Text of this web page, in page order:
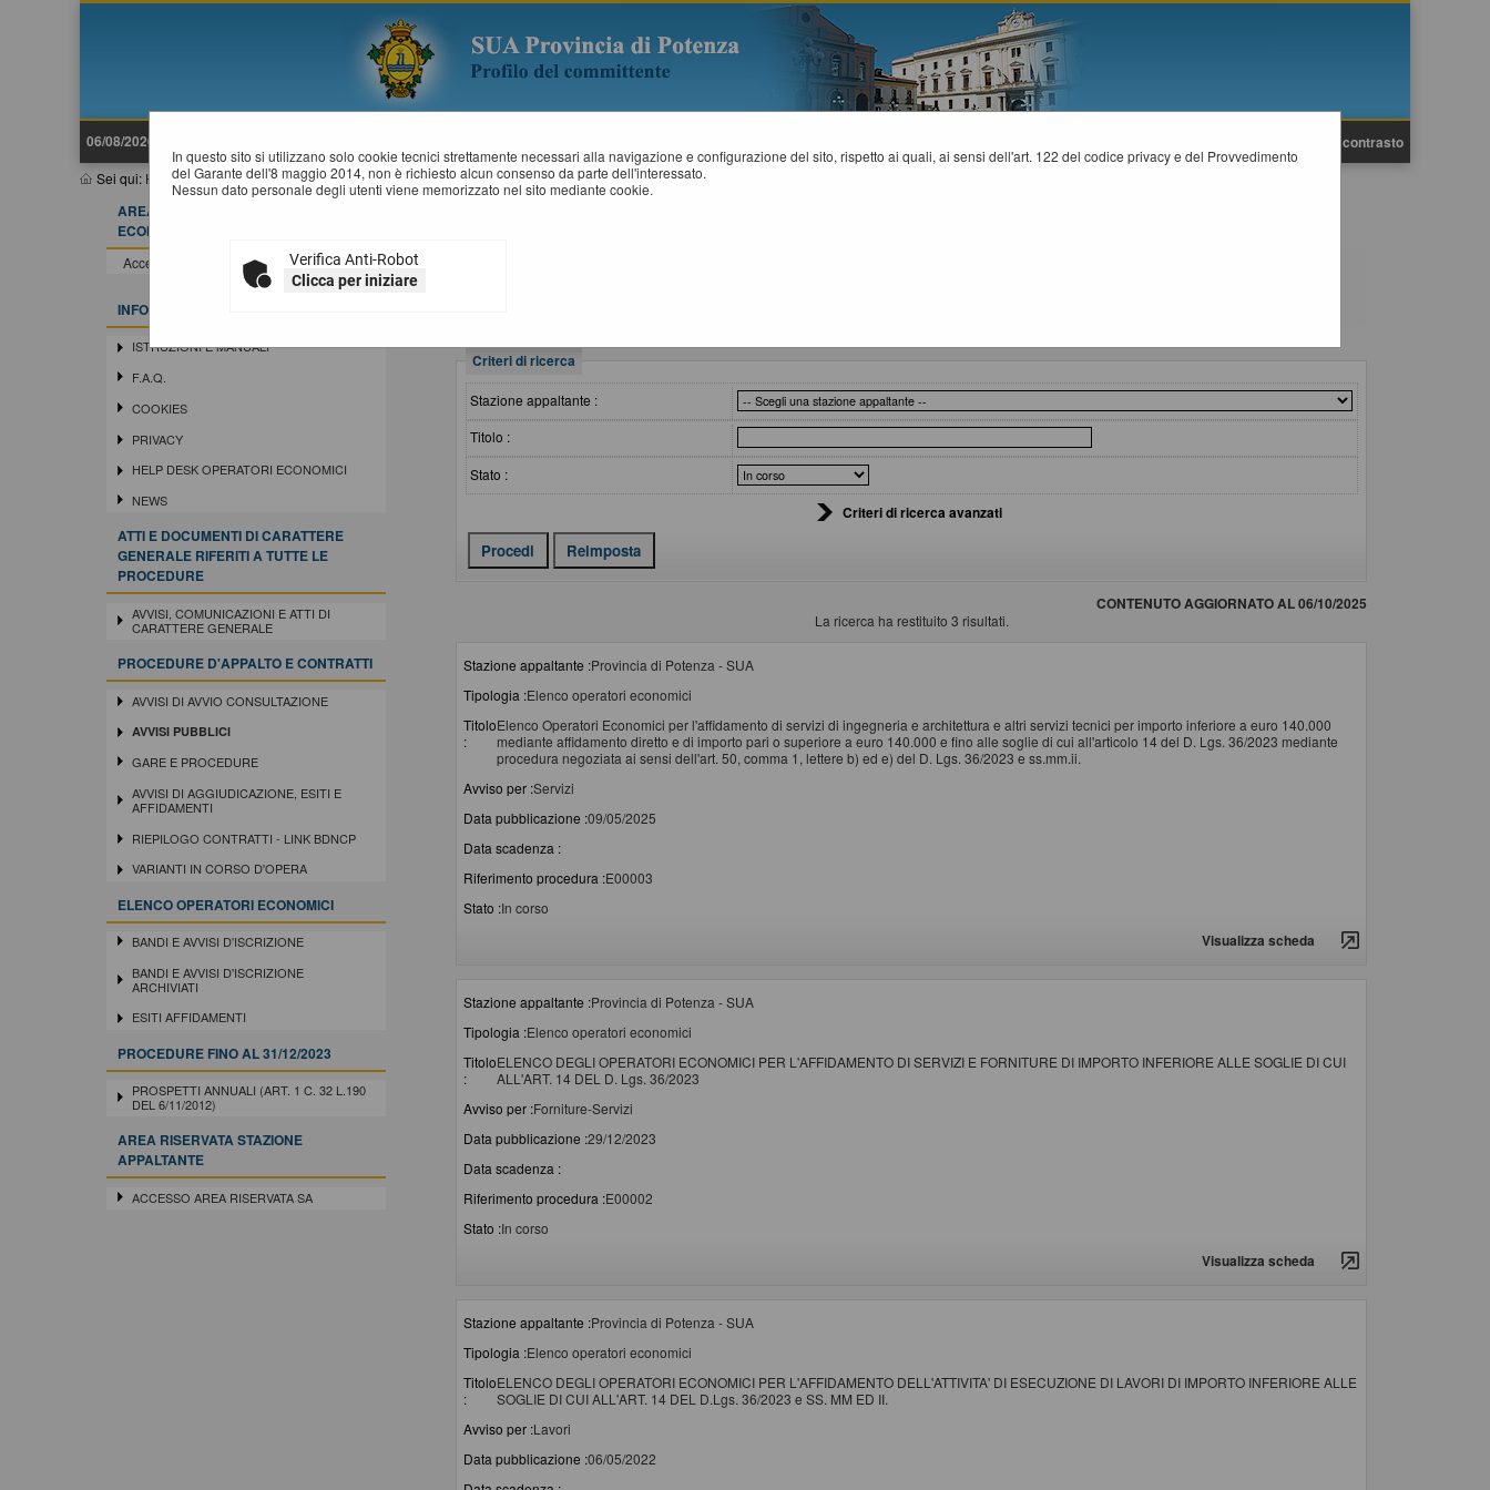
06/08/2026 10:24 Alto contrasto
Sei qui: Home»Procedure d'appalto e contratti» Avvisi pubblici
In questo sito si utilizzano solo cookie tecnici strettamente necessari alla navigazione e configurazione del sito, rispetto ai quali, ai sensi dell'art. 122 del codice privacy e del Provvedimento
del Garante dell'8 maggio 2014, non è richiesto alcun consenso da parte dell'interessato.
Nessun dato personale degli utenti viene memorizzato nel sito mediante cookie.
Verifica Anti-Robot
Clicca per iniziare
AREA RISERVATA OPERATORE
ECONOMICO
Accedi - Registrati
INFORMAZIONI
ISTRUZIONI E MANUALI
F.A.Q.
COOKIES
PRIVACY
HELP DESK OPERATORI ECONOMICI
NEWS
ATTI E DOCUMENTI DI CARATTERE
GENERALE RIFERITI A TUTTE LE
PROCEDURE
AVVISI, COMUNICAZIONI E ATTI DI
CARATTERE GENERALE
PROCEDURE D'APPALTO E CONTRATTI
AVVISI DI AVVIO CONSULTAZIONE
AVVISI PUBBLICI
GARE E PROCEDURE
AVVISI DI AGGIUDICAZIONE, ESITI E
AFFIDAMENTI
RIEPILOGO CONTRATTI - LINK BDNCP
VARIANTI IN CORSO D'OPERA
ELENCO OPERATORI ECONOMICI
BANDI E AVVISI D'ISCRIZIONE
BANDI E AVVISI D'ISCRIZIONE
ARCHIVIATI
ESITI AFFIDAMENTI
PROCEDURE FINO AL 31/12/2023
PROSPETTI ANNUALI (ART. 1 C. 32 L.190
DEL 6/11/2012)
AREA RISERVATA STAZIONE
APPALTANTE
ACCESSO AREA RISERVATA SA
Criteri di ricerca
Stazione appaltante :
Titolo :
Stato :
Criteri di ricerca avanzati
CONTENUTO AGGIORNATO AL 06/10/2025
La ricerca ha restituito 3 risultati.
Stazione appaltante :Provincia di Potenza - SUA
Tipologia :Elenco operatori economici
Titolo
:
Elenco Operatori Economici per l'affidamento di servizi di ingegneria e architettura e altri servizi tecnici per importo inferiore a euro 140.000
mediante affidamento diretto e di importo pari o superiore a euro 140.000 e fino alle soglie di cui all'articolo 14 del D. Lgs. 36/2023 mediante
procedura negoziata ai sensi dell'art. 50, comma 1, lettere b) ed e) del D. Lgs. 36/2023 e ss.mm.ii.
Avviso per :Servizi
Data pubblicazione :09/05/2025
Data scadenza :
Riferimento procedura :E00003
Stato :In corso
Visualizza scheda
Stazione appaltante :Provincia di Potenza - SUA
Tipologia :Elenco operatori economici
Titolo
:
ELENCO DEGLI OPERATORI ECONOMICI PER L'AFFIDAMENTO DI SERVIZI E FORNITURE DI IMPORTO INFERIORE ALLE SOGLIE DI CUI
ALL'ART. 14 DEL D. Lgs. 36/2023
Avviso per :Forniture-Servizi
Data pubblicazione :29/12/2023
Data scadenza :
Riferimento procedura :E00002
Stato :In corso
Visualizza scheda
Stazione appaltante :Provincia di Potenza - SUA
Tipologia :Elenco operatori economici
Titolo
:
ELENCO DEGLI OPERATORI ECONOMICI PER L'AFFIDAMENTO DELL'ATTIVITA' DI ESECUZIONE DI LAVORI DI IMPORTO INFERIORE ALLE
SOGLIE DI CUI ALL'ART. 14 DEL D.Lgs. 36/2023 e SS. MM ED II.
Avviso per :Lavori
Data pubblicazione :06/05/2022